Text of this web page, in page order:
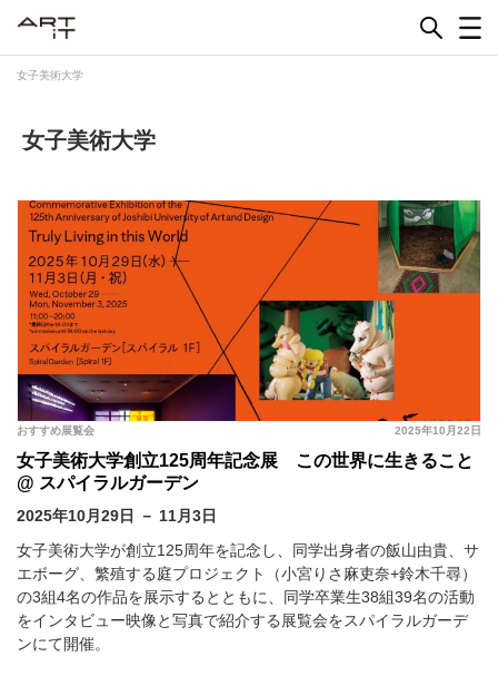
女子美術大学
女子美術大学
2025年10月22日
おすすめ展覧会
女子美術大学創立125周年記念展 この世界に生きること
@ スパイラルガーデン
2025年10月29日 － 11月3日
女子美術大学が創立125周年を記念し、同学出身者の飯山由貴、サ
エボーグ、繁殖する庭プロジェクト（小宮りさ麻吏奈+鈴木千尋）
の3組4名の作品を展示するとともに、同学卒業生38組39名の活動
をインタビュー映像と写真で紹介する展覧会をスパイラルガーデ
ンにて開催。